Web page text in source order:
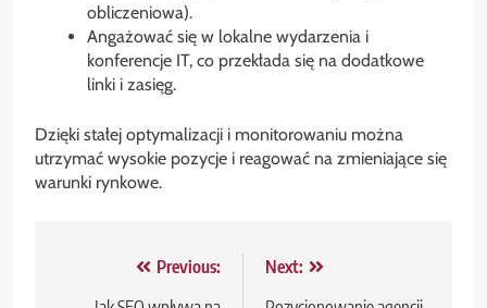
obliczeniowa).
Angażować się w lokalne wydarzenia i
konferencje IT, co przekłada się na dodatkowe
linki i zasięg.
Dzięki stałej optymalizacji i monitorowaniu można
utrzymać wysokie pozycje i reagować na zmieniające się
warunki rynkowe.
NawigacjaPrevious:
Next: